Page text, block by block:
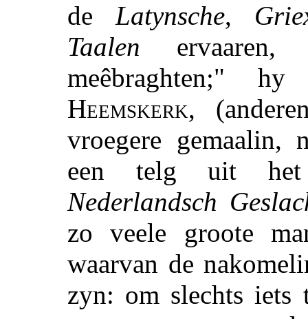
de Latynsche,
Taalen
meêbraghten;"
Heemskerk,
vroegere gemaalin,
een telg uit het
Nederlandsch
zo veele groote
waarvan de
zyn: om slechts